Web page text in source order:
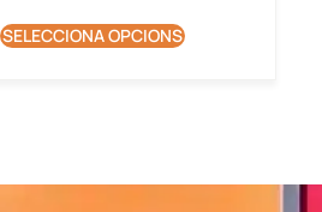
SELECCIONA OPCIONS